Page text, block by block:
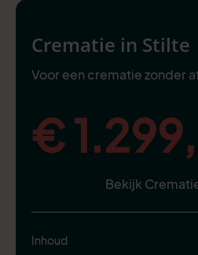
Crematie in Stilte
Voor een crematie zonder
€
Bekijk
Inhoud